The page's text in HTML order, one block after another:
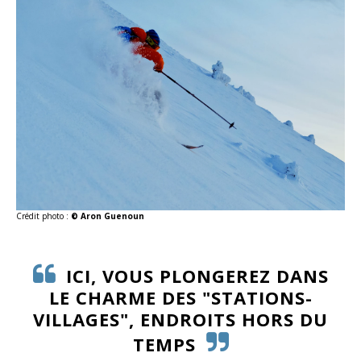
Crédit photo : © Aron Guenoun
ICI, VOUS PLONGEREZ DANS
LE CHARME DES "STATIONS-
VILLAGES", ENDROITS HORS DU
TEMPS